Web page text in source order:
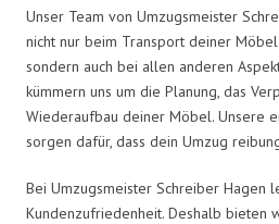
Unser Team von Umzugsmeister
nicht nur beim Transport deiner Möbel
sondern auch bei allen anderen
kümmern uns um die Planung, das
Wiederaufbau deiner Möbel. Unsere
sorgen dafür, dass dein Umzug
Bei Umzugsmeister Schreiber Hagen
Kundenzufriedenheit. Deshalb bieten